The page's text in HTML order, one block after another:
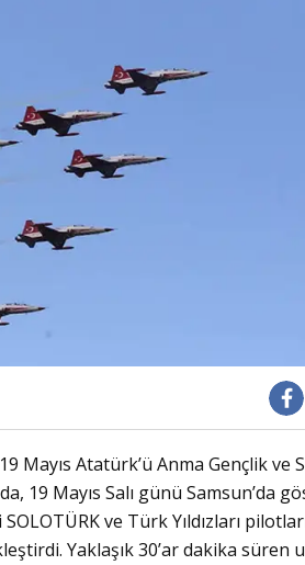
Mayıs Atatürk’ü Anma Gençlik ve
19 Mayıs Salı günü Samsun’da
ve Türk Yıldızları
Yaklaşık 30’ar dakika süren